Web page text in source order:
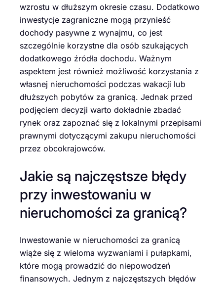
wzrostu w dłuższym okresie czasu. Dodatkowo
inwestycje zagraniczne mogą przynieść
dochody pasywne z wynajmu, co jest
szczególnie korzystne dla osób szukających
dodatkowego źródła dochodu. Ważnym
aspektem jest również możliwość korzystania z
własnej nieruchomości podczas wakacji lub
dłuższych pobytów za granicą. Jednak przed
podjęciem decyzji warto dokładnie zbadać
rynek oraz zapoznać się z lokalnymi przepisami
prawnymi dotyczącymi zakupu nieruchomości
przez obcokrajowców.
Jakie są najczęstsze błędy
przy inwestowaniu w
nieruchomości za granicą?
Inwestowanie w nieruchomości za granicą
wiąże się z wieloma wyzwaniami i pułapkami,
które mogą prowadzić do niepowodzeń
finansowych. Jednym z najczęstszych błędów